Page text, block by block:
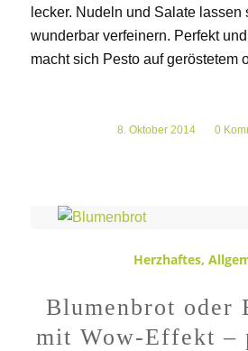
lecker. Nudeln und Salate lassen
wunderbar verfeinern. Perfekt
macht sich Pesto auf geröstetem
8. Oktober 2014
/ 0
Herzhaftes,
Blumenbrot oder
mit Wow-Effekt –